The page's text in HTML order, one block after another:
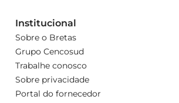
Institucional
Sobre o Bretas
Grupo Cencosud
Trabalhe conosco
Sobre privacidade
Portal do fornecedor